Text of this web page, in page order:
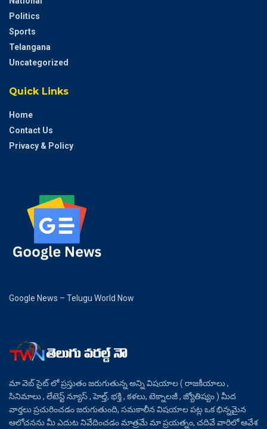
Politics
Sports
Telangana
Uncategorized
Quick Links
Home
Contact Us
Privacy & Policy
Google News – Telugu World Now
మా వెబ్ సైట్ లో ప్రస్తుతం జరుగుతున్న అన్ని విషయాల ( రాజకీయాలు ,
సినిమాలు , లేటెస్ట్ న్యూస్ , హెల్త్, భక్తి , కళలు, టెక్నాలజీ , జ్యోతిష్యం ) మీద
వార్తలు ప్రచురించడం జరుగుతుంది, సమకాలీన విషయాల పట్ల ఒక భిన్నమైన
ఆలోచనను మీ ఎదుట నివేదించడం మాత్రమే మా ప్రయత్నం, చదివే వారిలో ఆవేశ